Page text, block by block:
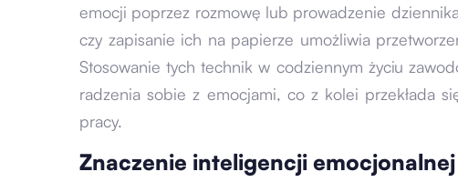
emocji poprzez rozmowę lub prowadzenie
czy zapisanie ich na papierze umożliwia
Stosowanie tych technik w codziennym życiu
radzenia sobie z emocjami, co z kolei przekłada
pracy.
Znaczenie inteligencji